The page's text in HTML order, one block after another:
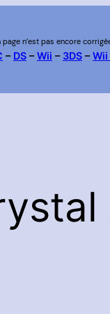
n’est pas encore
– DS–Wii – 3DS–Wii